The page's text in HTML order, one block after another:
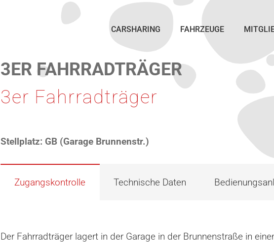
CARSHARING FAHRZEUGE
3ER FAHRRADTRÄGER
3er Fahrradträger
Stellplatz: GB (Garage Brunnenstr.)
Zugangskontrolle Technische Daten
Der Fahrradträger lagert in der Garage in der Brunnenstraße in